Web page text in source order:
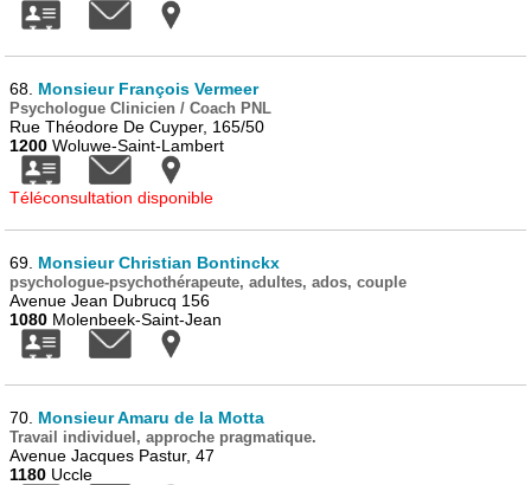
68. Monsieur François Vermeer
Psychologue Clinicien / Coach PNL
Rue Théodore De Cuyper, 165/50
1200 Woluwe-Saint-Lambert
Téléconsultation disponible
69. Monsieur Christian Bontinckx
psychologue-psychothérapeute, adultes, ados, couple
Avenue Jean Dubrucq 156
1080 Molenbeek-Saint-Jean
70. Monsieur Amaru de la Motta
Travail individuel, approche pragmatique.
Avenue Jacques Pastur, 47
1180 Uccle